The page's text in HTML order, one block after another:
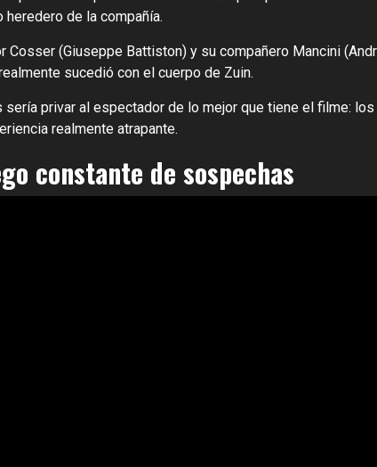
heredero de la compañía.
Cosser (Giuseppe Battiston) y su compañero Mancini
sucedió con el cuerpo de Zuin.
sería privar al espectador de lo mejor que tiene el filme:
realmente atrapante.
constante de sospechas